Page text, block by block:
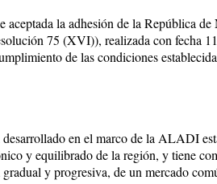
aceptada la adhesión de la República
75 (XVI)), realizada con fecha
de las condiciones
en el marco de la ALADI
y equilibrado de la región, y tiene
y progresiva, de un mercado